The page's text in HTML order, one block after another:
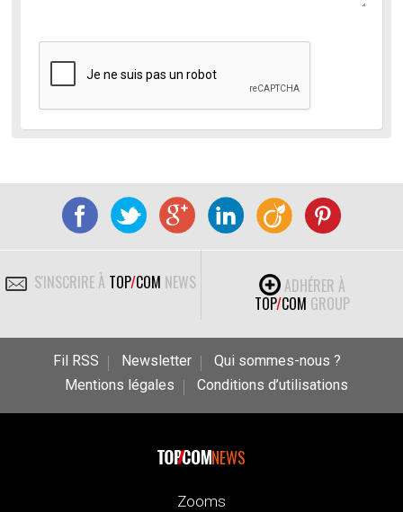
S'INSCRIRE À TOP/COM NEWS
ADHÉRER À
TOP/COM GROUP
Fil RSS Newsletter
Qui sommes-nous ?
Mentions légales
Conditions d’utilisations
NEWS
Zooms